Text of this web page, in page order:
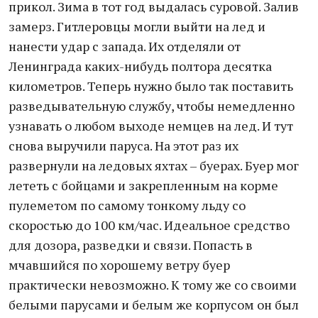
прикол. Зима в тот год выдалась суровой. Залив
замерз. Гитлеровцы могли выйти на лед и
нанести удар с запада. Их отделяли от
Ленинграда каких-нибудь полтора десятка
километров. Теперь нужно было так поставить
разведывательную службу, чтобы немедленно
узнавать о любом выходе немцев на лед. И тут
снова выручили паруса. На этот раз их
развернули на ледовых яхтах – буерах. Буер мог
лететь с бойцами и закрепленным на корме
пулеметом по самому тонкому льду со
скоростью до 100 км/час. Идеальное средство
для дозора, разведки и связи. Попасть в
мчавшийся по хорошему ветру буер
практически невозможно. К тому же со своими
белыми парусами и белым же корпусом он был